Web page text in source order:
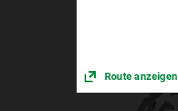
Route anzeigen